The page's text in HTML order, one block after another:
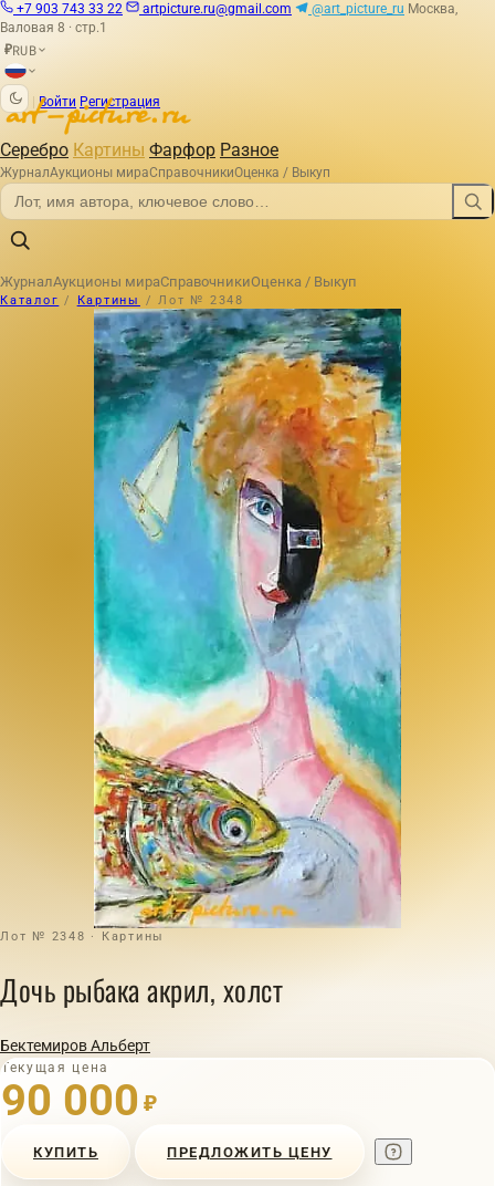
+7 903 743 33 22 artpicture.ru@gmail.com @art_picture_ru Москва,
Валовая 8 · стр.1
₽RUB
Войти Регистрация
Серебро Картины Фарфор Разное
ЖурналАукционы мираСправочникиОценка / Выкуп
ЖурналАукционы мираСправочникиОценка / Выкуп
Каталог / Картины / Лот № 2348
Лот № 2348 · Картины
Дочь рыбака акрил, холст
Бектемиров Альберт
Текущая цена
90 000 ₽
КУПИТЬ ПРЕДЛОЖИТЬ ЦЕНУ